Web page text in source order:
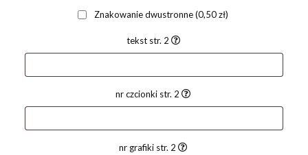
Znakowanie dwustronne(0,50 zł)
tekst str. 2
nr czcionki str. 2
nr grafiki str. 2